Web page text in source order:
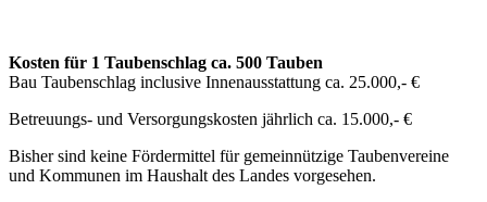
Kosten für 1 Taubenschlag ca. 500 Tauben
Bau Taubenschlag inclusive Innenausstattung ca. 25.000,- €
Betreuungs- und Versorgungskosten jährlich ca. 15.000,- €
Bisher sind keine Fördermittel für gemeinnützige Taubenvereine
und Kommunen im Haushalt des Landes vorgesehen.